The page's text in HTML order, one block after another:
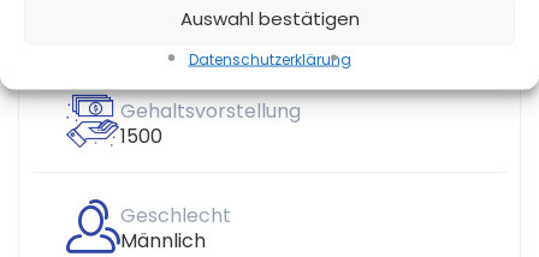
Auswahl bestätigen
Datenschutz­erklärung
18 - 22 Jahre
Gehaltsvorstellung
1500
Geschlecht
Männlich